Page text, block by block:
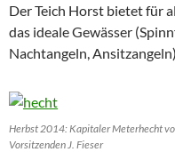
Der Teich Horst bietet für
das ideale Gewässer
Nachtangeln, Ansitzangeln)
Herbst 2014: Kapitaler Meterhecht
Vorsitzenden J. Fieser